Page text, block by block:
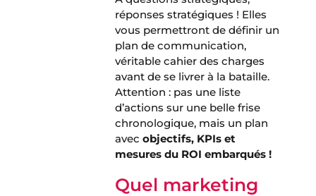
réponses stratégiques ! Elles
vous permettront de définir un
plan de communication,
véritable cahier des charges
avant de se livrer à la bataille.
Attention : pas une liste
d’actions sur une belle frise
chronologique, mais un plan
avecobjectifs, KPIs et
mesures du ROI embarqués !
Quel marketing